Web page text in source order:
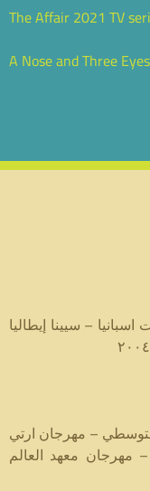
The Affair 2021 TV
A Nose and Three
– سيينا إيطاليا
– مهرجان ارتي
مهرجان معهد العالم